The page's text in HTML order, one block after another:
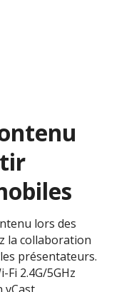
lors des
la collaboration
présentateurs.
Fi 2.4G/5GHz